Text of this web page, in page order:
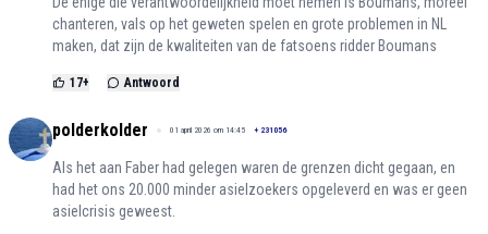
chanteren, vals op het geweten spelen en grote problemen in NL
maken, dat zijn de kwaliteiten van de fatsoens ridder Boumans
17+ Antwoord
polderkolder 01 april 2026 om 14:45 + 231056
Als het aan Faber had gelegen waren de grenzen dicht gegaan, en
had het ons 20.000 minder asielzoekers opgeleverd en was er geen
asielcrisis geweest.